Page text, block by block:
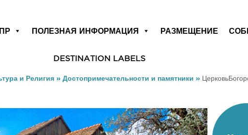
ПОЛЕЗНАЯ ИНФОРМАЦИЯ РАЗМЕЩЕНИЕ
DESTINATION LABELS
и Религия » Достопримечательности и памятники »